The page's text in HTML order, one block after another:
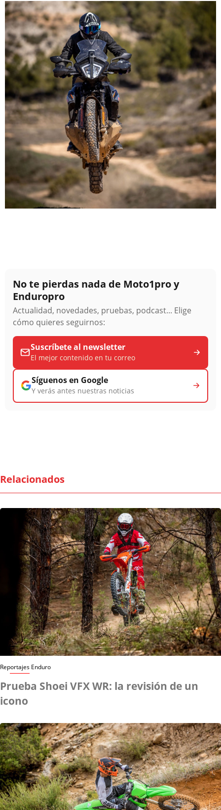
No te pierdas nada de Moto1pro y
Enduropro
Actualidad, novedades, pruebas, podcast... Elige
cómo quieres seguirnos:
Suscríbete al newsletter
El mejor contenido en tu correo
Síguenos en Google
Y verás antes nuestras noticias
Relacionados
Reportajes Enduro
Prueba Shoei VFX WR: la revisión de un
icono